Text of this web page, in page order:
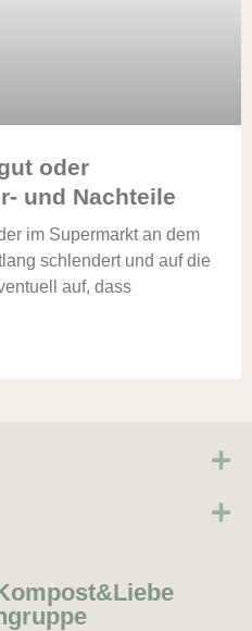
oder
und Nachteile
im Supermarkt an dem
schlendert und auf die
auf, dass